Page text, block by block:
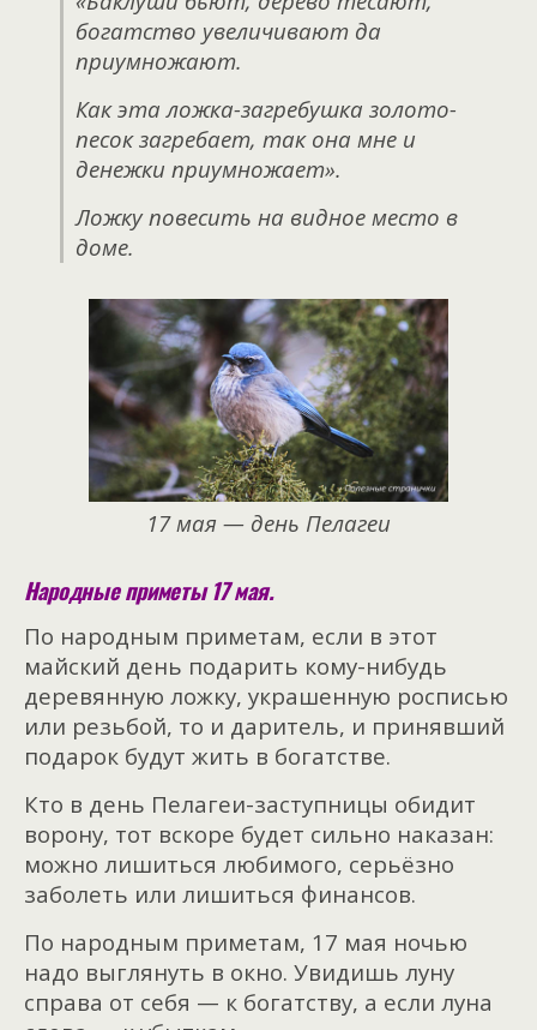
богатство увеличивают да
приумножают.
Как эта ложка-загребушка золото-
песок загребает, так она мне и
денежки приумножает».
Ложку повесить на видное место в
доме.
17 мая — день Пелагеи
Народные приметы 17 мая.
По народным приметам, если в этот
майский день подарить кому-нибудь
деревянную ложку, украшенную росписью
или резьбой, то и даритель, и принявший
подарок будут жить в богатстве.
Кто в день Пелагеи-заступницы обидит
ворону, тот вскоре будет сильно наказан:
можно лишиться любимого, серьёзно
заболеть или лишиться финансов.
По народным приметам, 17 мая ночью
надо выглянуть в окно. Увидишь луну
справа от себя — к богатству, а если луна